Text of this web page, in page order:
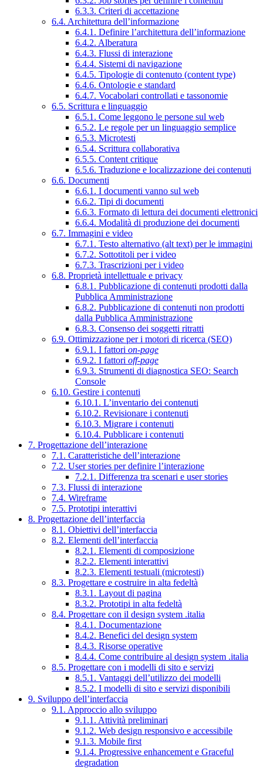
6.3.3. Criteri di accettazione
6.4. Architettura dell’informazione
6.4.1. Definire l’architettura dell’informazione
6.4.2. Alberatura
6.4.3. Flussi di interazione
6.4.4. Sistemi di navigazione
6.4.5. Tipologie di contenuto (content type)
6.4.6. Ontologie e standard
6.4.7. Vocabolari controllati e tassonomie
6.5. Scrittura e linguaggio
6.5.1. Come leggono le persone sul web
6.5.2. Le regole per un linguaggio semplice
6.5.3. Microtesti
6.5.4. Scrittura collaborativa
6.5.5. Content critique
6.5.6. Traduzione e localizzazione dei contenuti
6.6. Documenti
6.6.1. I documenti vanno sul web
6.6.2. Tipi di documenti
6.6.3. Formato di lettura dei documenti elettronici
6.6.4. Modalità di produzione dei documenti
6.7. Immagini e video
6.7.1. Testo alternativo (alt text) per le immagini
6.7.2. Sottotitoli per i video
6.7.3. Trascrizioni per i video
6.8. Proprietà intellettuale e privacy
6.8.1. Pubblicazione di contenuti prodotti dalla
Pubblica Amministrazione
6.8.2. Pubblicazione di contenuti non prodotti
dalla Pubblica Amministrazione
6.8.3. Consenso dei soggetti ritratti
6.9. Ottimizzazione per i motori di ricerca (SEO)
6.9.1. I fattori on-page
6.9.2. I fattori off-page
6.9.3. Strumenti di diagnostica SEO: Search
Console
6.10. Gestire i contenuti
6.10.1. L’inventario dei contenuti
6.10.2. Revisionare i contenuti
6.10.3. Migrare i contenuti
6.10.4. Pubblicare i contenuti
7. Progettazione dell’interazione
7.1. Caratteristiche dell’interazione
7.2. User stories per definire l’interazione
7.2.1. Differenza tra scenari e user stories
7.3. Flussi di interazione
7.4. Wireframe
7.5. Prototipi interattivi
8. Progettazione dell’interfaccia
8.1. Obiettivi dell’interfaccia
8.2. Elementi dell’interfaccia
8.2.1. Elementi di composizione
8.2.2. Elementi interattivi
8.2.3. Elementi testuali (microtesti)
8.3. Progettare e costruire in alta fedeltà
8.3.1. Layout di pagina
8.3.2. Prototipi in alta fedeltà
8.4. Progettare con il design system .italia
8.4.1. Documentazione
8.4.2. Benefici del design system
8.4.3. Risorse operative
8.4.4. Come contribuire al design system .italia
8.5. Progettare con i modelli di sito e servizi
8.5.1. Vantaggi dell’utilizzo dei modelli
8.5.2. I modelli di sito e servizi disponibili
9. Sviluppo dell’interfaccia
9.1. Approccio allo sviluppo
9.1.1. Attività preliminari
9.1.2. Web design responsivo e accessibile
9.1.3. Mobile first
9.1.4. Progressive enhancement e Graceful
degradation